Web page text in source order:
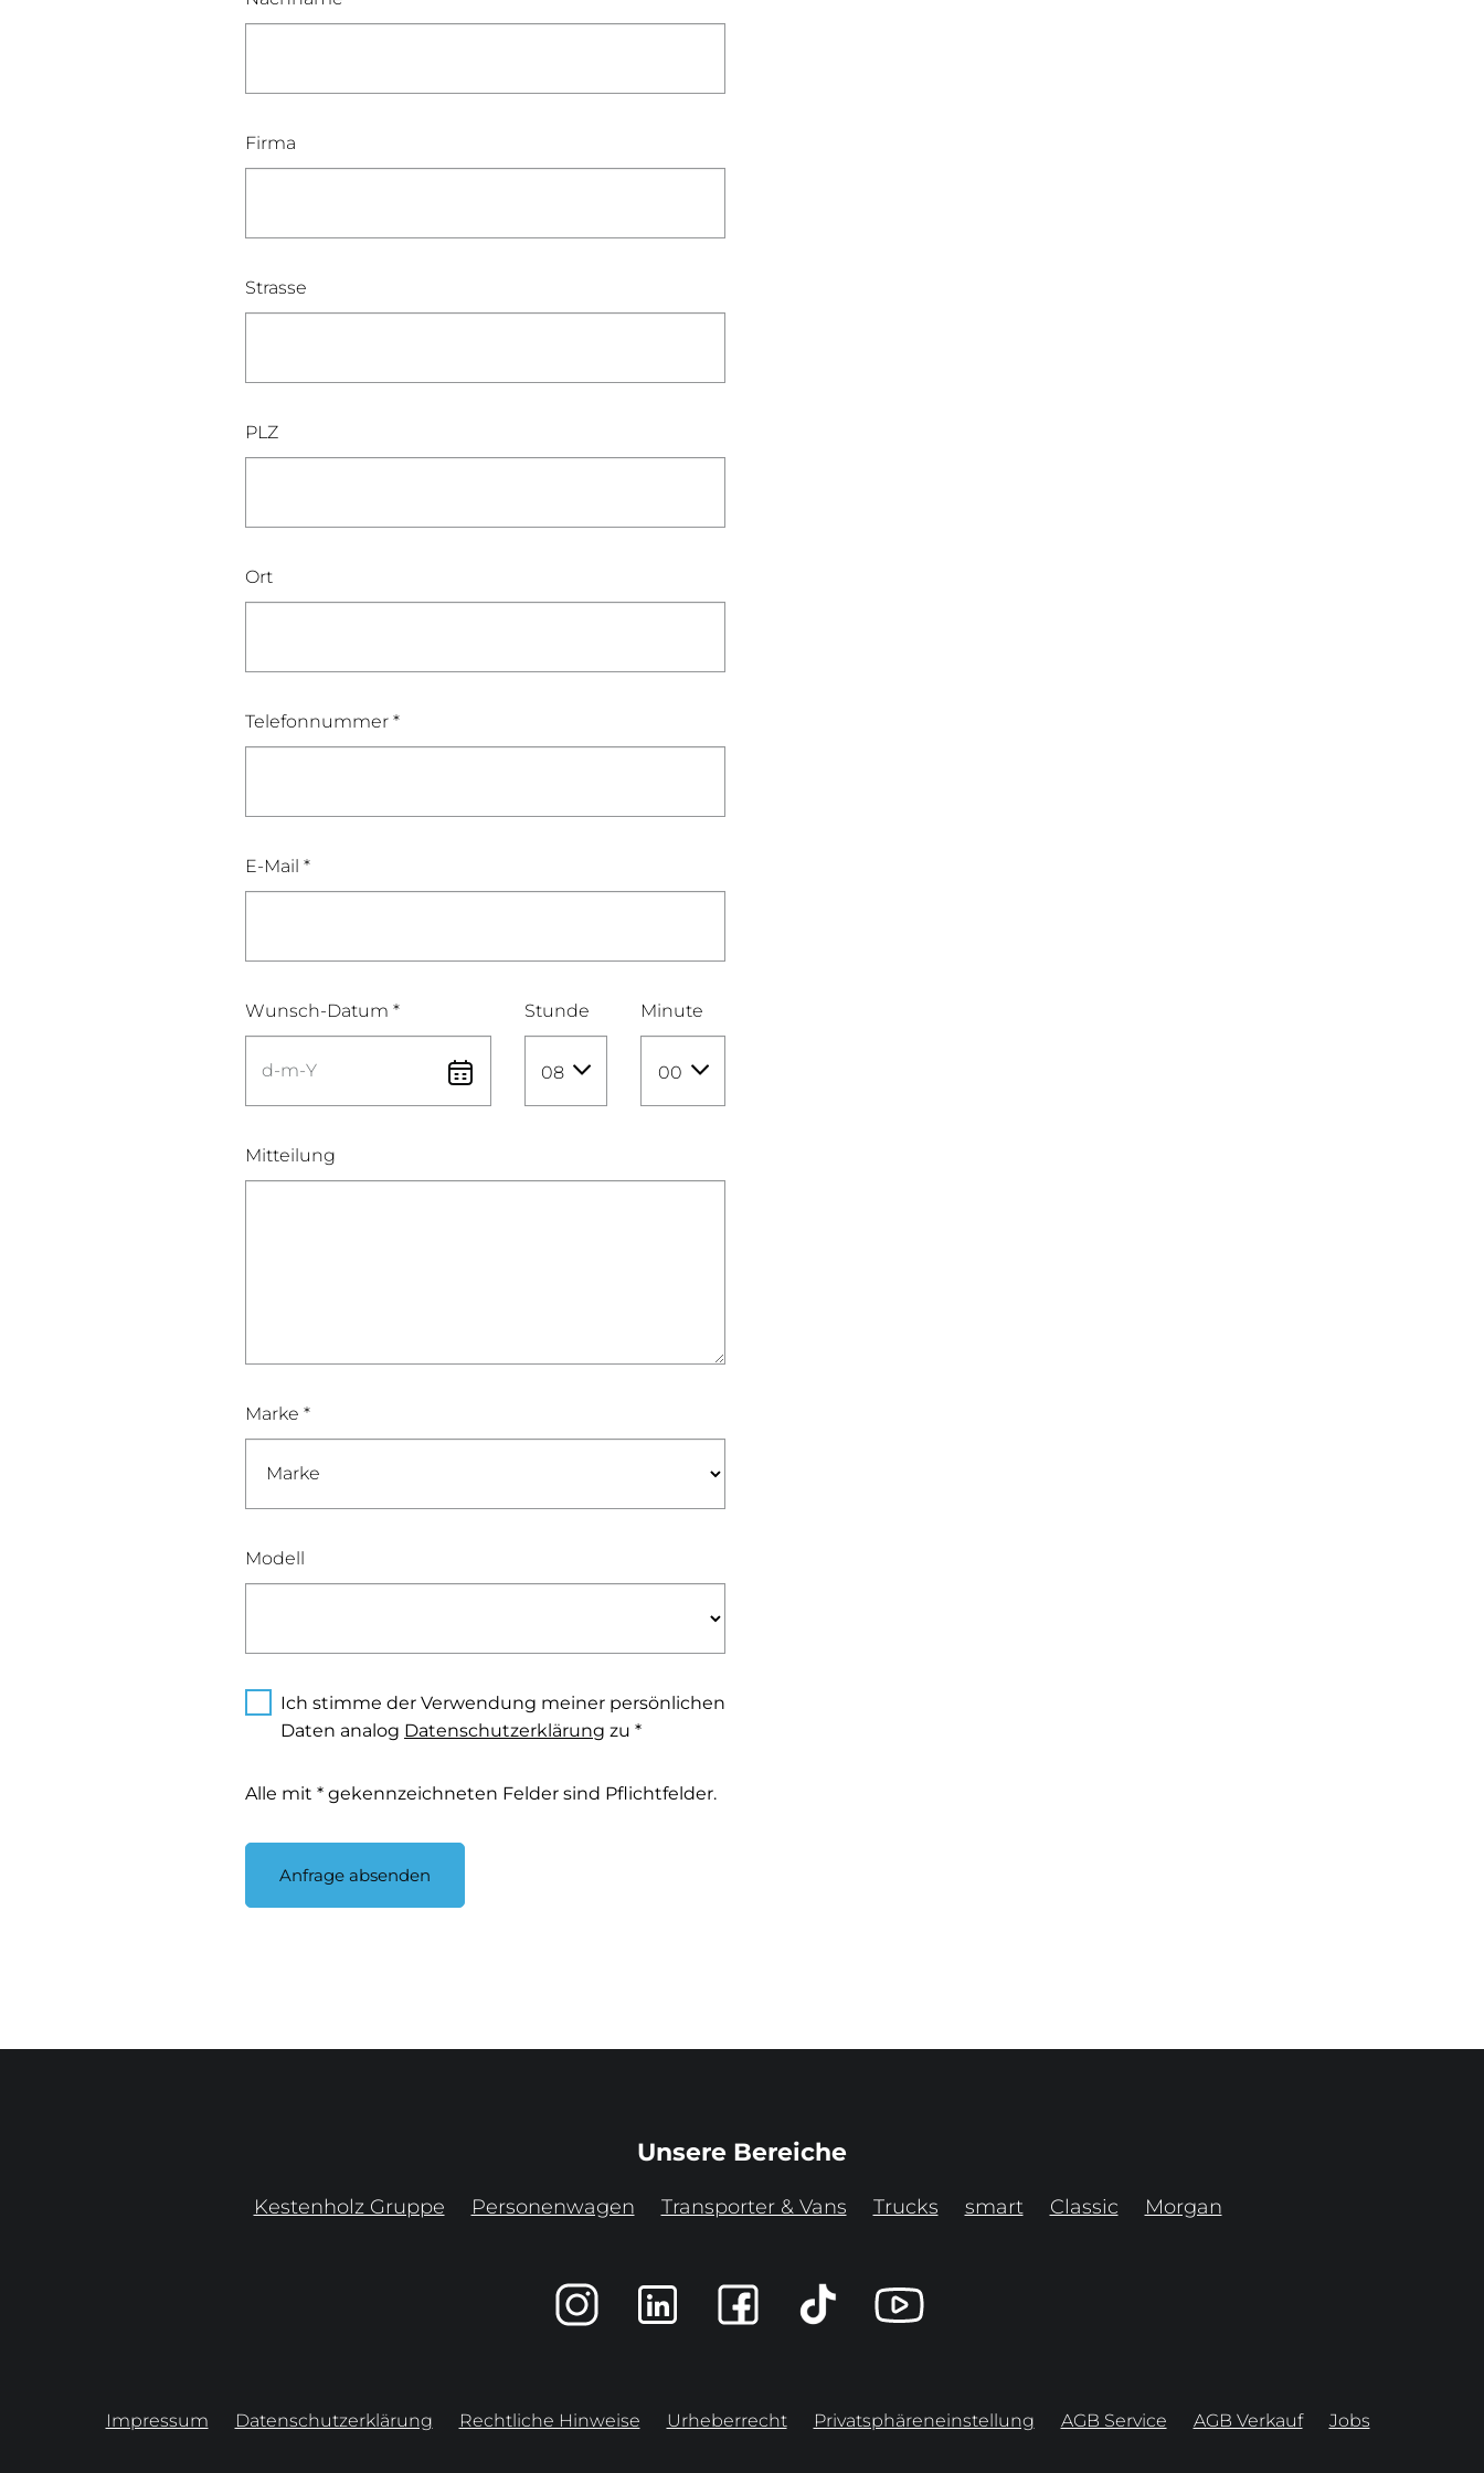
Firma
Strasse
PLZ
Ort
Telefonnummer *
E-Mail *
Wunsch-Datum * Stunde
08
Minute
00
Mitteilung
Marke *
Modell
Ich stimme der Verwendung meiner persönlichen
Daten analog Datenschutzerklärung zu *
Alle mit * gekennzeichneten Felder sind Pflichtfelder.
Anfrage absenden
Unsere Bereiche
Kestenholz Gruppe Personenwagen Transporter & Vans Trucks smart Classic Morgan
Impressum Datenschutzerklärung Rechtliche Hinweise Urheberrecht Privatsphäreneinstellung AGB Service AGB Verkauf Jobs